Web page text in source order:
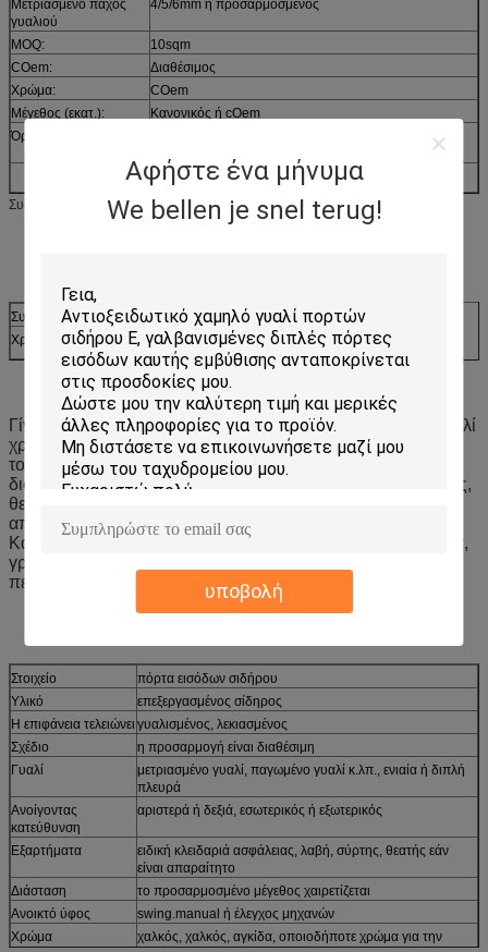
Αφήστε ένα μήνυμα
We bellen je snel terug!
υποβολή
Μετριασμένο πάχος
γυαλιού
4/5/6mm ή προσαρμοσμένος
MOQ:
10sqm
COem:
Διαθέσιμος
Χρώμα:
COem
Μέγεθος (εκατ.):
Κανονικός ή cOem
Όρος πληρωμής:
30% T/T εκ των προτέρων, η ισορροπία ενάντια στο
Συσκευασία & ναυτιλία
Συσκευασία:
Ξύλινο κλουβί
Χρόνος παράδοσης 10-20 ημέρες μετά από την κατάθεση 30%
Γίνεται με τους υψηλής ποιότητας φραγμούς μετάλλων, γυαλί
χρώματος, γυαλί σχεδίων και σφραγίζεται με δύο κομμάτια
του μετριασμένου γυαλιού. Αυτό το είδος γυαλιού
διακοσμήσεων χαρακτηρίζεται με: Σύγχρονος και μοναδικός,
θερμότητα και αντίσταση θορύβου, συντήρηση ζεστασιάς,
απόδειξη σκόνης, κομψότητα, ανθεκτικές ιδιότητες.
Κατάλληλος για τη συνέλευση στις πόρτες και τα παράθυρα,
γραφεία, έπιπλα. Μπορεί να προσθέσει στη ζωή σας την
περισσότερες ομορφιά και κομψότητα.
Στοιχείο
πόρτα εισόδων σιδήρου
Υλικό
επεξεργασμένος σίδηρος
Η επιφάνεια τελειώνει γυαλισμένος, λεκιασμένος
Σχέδιο
η προσαρμογή είναι διαθέσιμη
Γυαλί
μετριασμένο γυαλί, παγωμένο γυαλί κ.λπ., ενιαία ή διπλή
πλευρά
Ανοίγοντας
κατεύθυνση
αριστερά ή δεξιά, εσωτερικός ή εξωτερικός
Εξαρτήματα
ειδική κλειδαριά ασφάλειας, λαβή, σύρτης, θεατής εάν
είναι απαραίτητο
Διάσταση
το προσαρμοσμένο μέγεθος χαιρετίζεται
Ανοικτό ύφος
swing.manual ή έλεγχος μηχανών
Χρώμα
χαλκός, χαλκός, αγκίδα, οποιοδήποτε χρώμα για την